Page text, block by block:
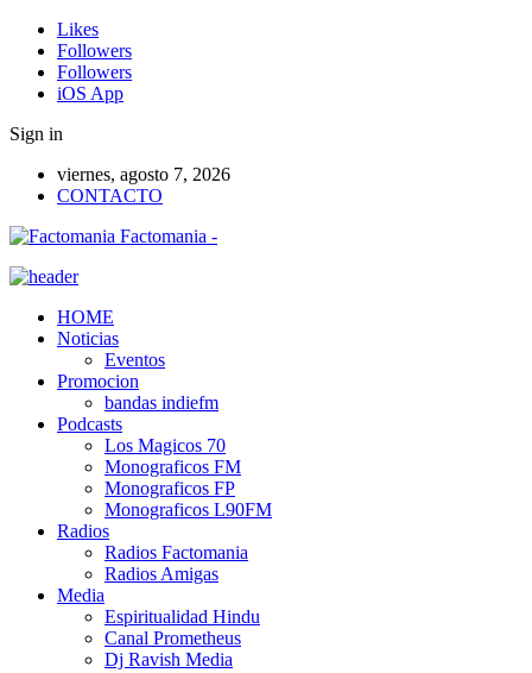
Likes
Followers
Followers
iOS App
Sign in
viernes, agosto 7, 2026
CONTACTO
Factomania -
HOME
Noticias
Eventos
Promocion
bandas indiefm
Podcasts
Los Magicos 70
Monograficos FM
Monograficos FP
Monograficos L90FM
Radios
Radios Factomania
Radios Amigas
Media
Espiritualidad Hindu
Canal Prometheus
Dj Ravish Media